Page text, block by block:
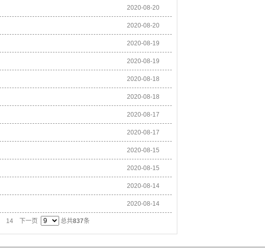
2020-08-20
2020-08-20
2020-08-19
2020-08-19
2020-08-18
2020-08-18
2020-08-17
2020-08-17
2020-08-15
2020-08-15
2020-08-14
2020-08-14
14 下一页 总共837条